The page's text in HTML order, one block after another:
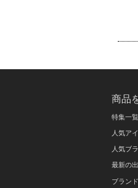
商品
特集一覧
人気ア
人気ブ
最新の
ブラン